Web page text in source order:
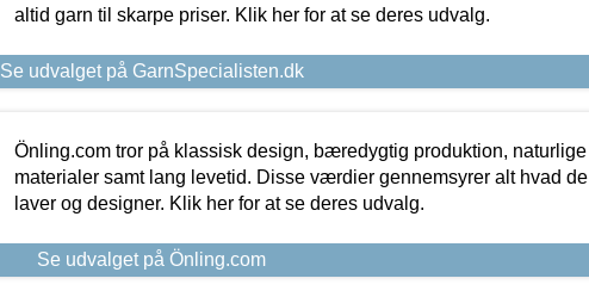
altid garn til skarpe priser. Klik her for at se deres udvalg.
Se udvalget på GarnSpecialisten.dk
Önling.com tror på klassisk design, bæredygtig produktion, naturlige
materialer samt lang levetid. Disse værdier gennemsyrer alt hvad de
laver og designer. Klik her for at se deres udvalg.
Se udvalget på Önling.com